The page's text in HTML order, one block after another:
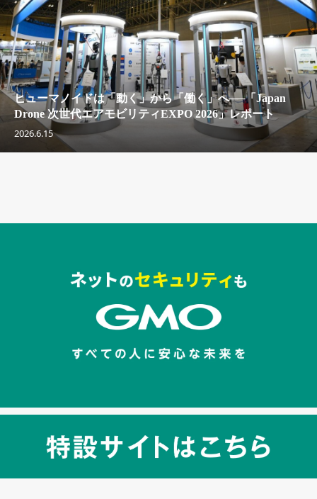
ヒューマノイドは「動く」から「働く」へ──「Japan
Drone 次世代エアモビリティEXPO 2026」レポート
2026.6.15
セキュリティキャンペーンでのバナー